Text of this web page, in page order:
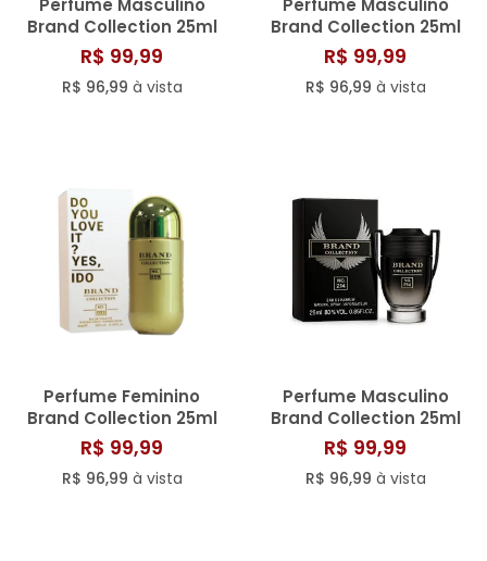
Perfume Masculino
Brand Collection 25ml
N° 296
R$ 99,99
R$ 96,99 à vista
Perfume Masculino
Brand Collection 25ml
N° 116/805
R$ 99,99
R$ 96,99 à vista
Perfume Feminino
Brand Collection 25ml
N° 009
R$ 99,99
R$ 96,99 à vista
Perfume Masculino
Brand Collection 25ml
N° 214/813
R$ 99,99
R$ 96,99 à vista